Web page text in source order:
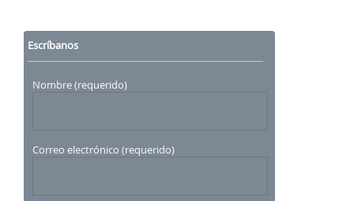
Escríbanos
Nombre (requerido)
Correo electrónico (requerido)